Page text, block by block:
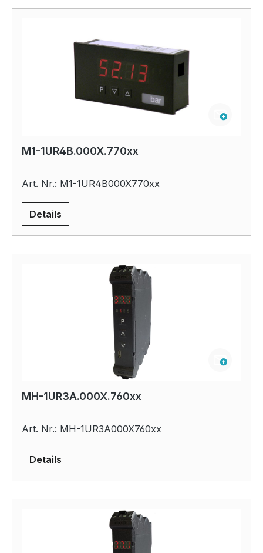
M1-1UR4B.000X.770xx
Art. Nr.: M1-1UR4B000X770xx
Details
MH-1UR3A.000X.760xx
Art. Nr.: MH-1UR3A000X760xx
Details